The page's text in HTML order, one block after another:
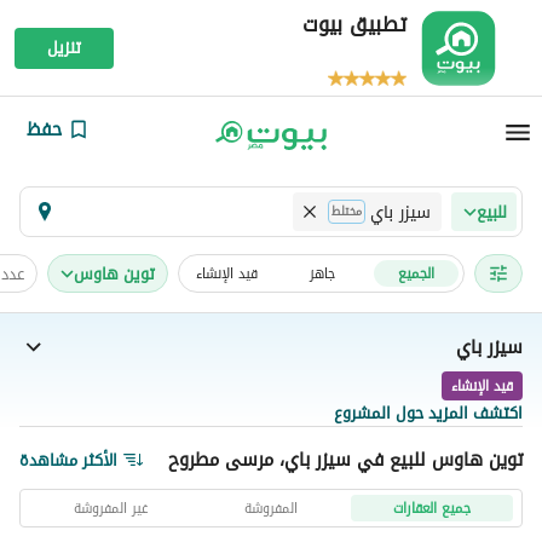
تطبيق بيوت
تنزيل
حفظ
للبيع سيزر باي مختلط
الجميع جاهز قيد الإنشاء توين هاوس
سيزر باي
قيد الإنشاء
اكتشف المزيد حول المشروع
توين هاوس للبيع في سيزر باي، مرسى مطروح الأكثر مشاهدة
جميع العقارات المفروشة غير المفروشة